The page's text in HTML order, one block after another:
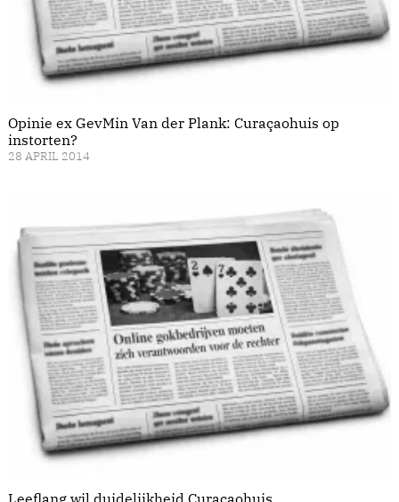
Opinie ex GevMin Van der Plank: Curaçaohuis op
instorten?
28 APRIL 2014